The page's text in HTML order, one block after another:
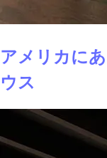
アメリカに
ウス